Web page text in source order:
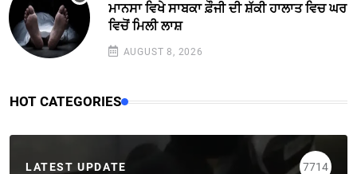
ਮਾਨਸਾ ਵਿਖੇ ਸਾਬਕਾ ਫ਼ੌਜੀ ਦੀ ਸ਼ੱਕੀ ਹਾਲਾਤ ਵਿਚ ਘਰ
ਵਿਚੋਂ ਮਿਲੀ ਲਾਸ਼
AUGUST 8, 2026
HOT CATEGORIES
LATEST UPDATE 7714